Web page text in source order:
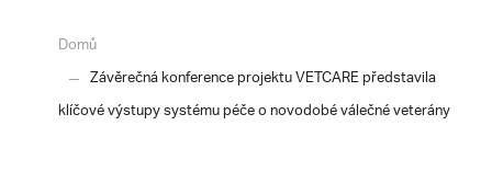
Domů
Závěrečná konference projektu VETCARE představila
klíčové výstupy systému péče o novodobé válečné veterány